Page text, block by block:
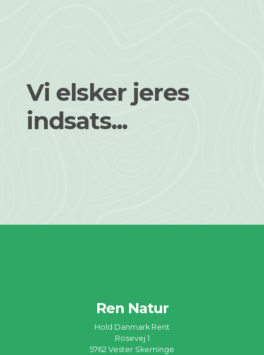
Vi elsker jeres
indsats...
Ren Natur
Hold Danmark Rent
Rosevej 1
5762 Vester Skerninge